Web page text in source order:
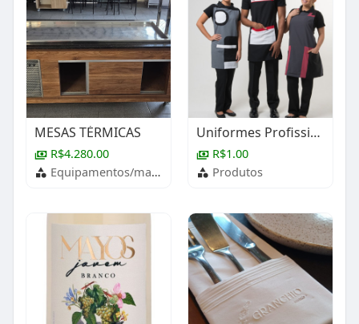
MESAS TÉRMICAS
R$4.280.00
Equipamentos/maquinários
Uniformes Profissionais
R$1.00
Produtos